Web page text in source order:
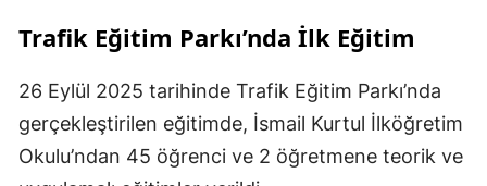
Trafik Eğitim Parkı’nda İlk Eğitim
26 Eylül 2025 tarihinde Trafik Eğitim Parkı’nda
gerçekleştirilen eğitimde, İsmail Kurtul İlköğretim
Okulu’ndan 45 öğrenci ve 2 öğretmene teorik ve